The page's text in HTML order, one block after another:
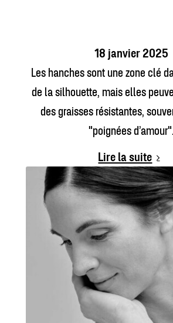
18 janvier 2025
Les hanches sont une zone clé
de la silhouette, mais elles
des graisses résistantes,
"poignées d’amour".
Lire la suite